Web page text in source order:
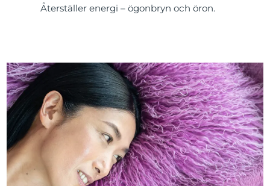
Återställer energi – ögonbryn och öron.